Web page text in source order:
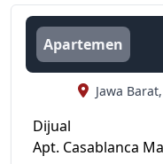
Apartemen
Jawa Barat,
Dijual
Apt. Casablanca